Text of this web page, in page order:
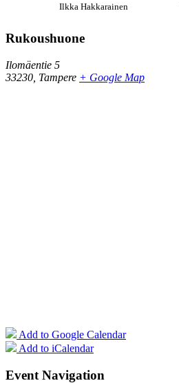
Ilkka Hakkarainen
Rukoushuone
Ilomäentie 5
33230 Tampere + Google Map
Add to Google Calendar
Add to iCalendar
Event Navigation